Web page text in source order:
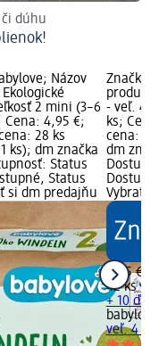
dúhu
Názov
2 mini (3–6
Cena: 4,95 €;
28 ks
ks); dm značka
Status
Status
si dm predajňu
Značka:
- veľ. 4
ks;
cena: 42
dm
Vybrať
6,95 €
42 ks
+ 10
babylove
veľ. 4